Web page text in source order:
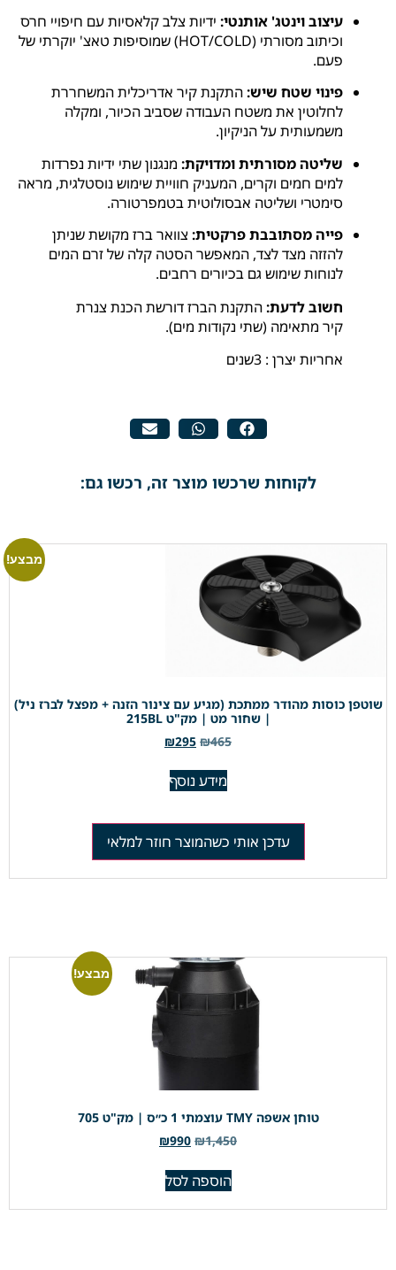
עיצוב וינטג' אותנטי: ידיות צלב קלאסיות עם חיפויי חרס
וכיתוב מסורתי (HOT/COLD) שמוסיפות טאצ' יוקרתי של
פעם.
פינוי שטח שיש:התקנת קיר אדריכלית המשחררת
לחלוטין את משטח העבודה שסביב הכיור, ומקלה
משמעותית על הניקיון.
שליטה מסורתית ומדויקת: מנגנון שתי ידיות נפרדות
למים חמים וקרים, המעניק חוויית שימוש נוסטלגית, מראה
סימטרי ושליטה אבסולוטית בטמפרטורה.
פייה מסתובבת פרקטית:צוואר ברז מקושת שניתן
להזזה מצד לצד, המאפשר הסטה קלה של זרם המים
לנוחות שימוש גם בכיורים רחבים.
חשוב לדעת:התקנת הברז דורשת הכנת צנרת
קיר מתאימה (שתי נקודות מים).
אחריות יצרן : 3שנים
לקוחות שרכשו מוצר זה, רכשו גם:
מבצע!
שוטפן כוסות מהודר ממתכת (מגיע עם צינור הזנה + מפצל לברז ניל)
| שחור מט | מק"ט 215BL
₪465
₪295
מידע נוסף
עדכן אותי כשהמוצר חוזר למלאי
מבצע!
טוחן אשפה TMY עוצמתי 1 כ״ס | מק"ט 705
₪1,450
₪990
הוספה לסל